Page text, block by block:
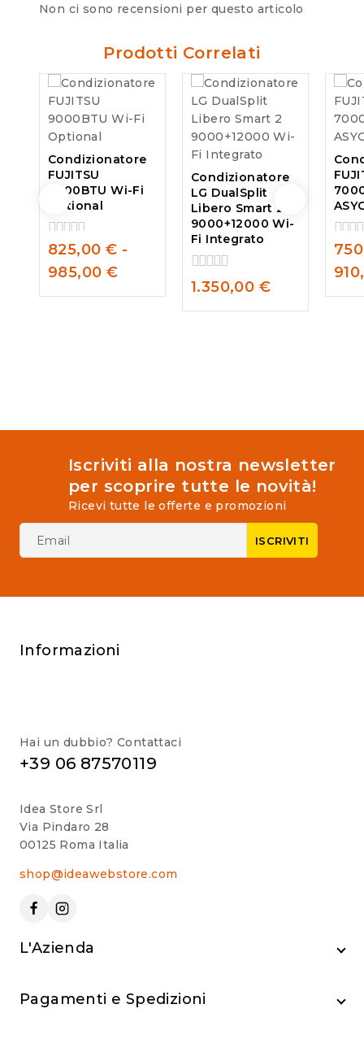
Non ci sono recensioni per questo articolo
Prodotti Correlati
Condizionatore
FUJITSU
9000BTU Wi-Fi
Optional
0
out
of
5
825,00 € -
985,00 €
Condizionatore
LG DualSplit
Libero Smart 2
9000+12000 Wi-
Fi Integrato
0
out
of
1.350,00 €
0
out
of
5
Iscriviti alla nostra newsletter
per scoprire tutte le novità!
Ricevi tutte le offerte e promozioni
Informazioni
Hai un dubbio? Contattaci
+39 06 87570119
Idea Store Srl
Via Pindaro 28
00125 Roma Italia
shop@ideawebstore.com
L'Azienda
Pagamenti e Spedizioni